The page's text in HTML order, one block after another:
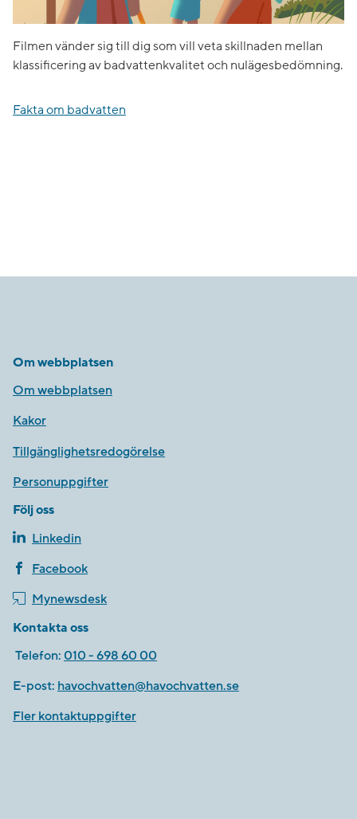
Filmen vänder sig till dig som vill veta skillnaden mellan
klassificering av badvattenkvalitet och nulägesbedömning.
Fakta om badvatten
Om webbplatsen
Om webbplatsen
Kakor
Tillgänglighetsredogörelse
Personuppgifter
Följ oss
Linkedin
Facebook
Mynewsdesk
Kontakta oss
Telefon: 010 - 698 60 00
E-post: havochvatten@havochvatten.se
Fler kontaktuppgifter